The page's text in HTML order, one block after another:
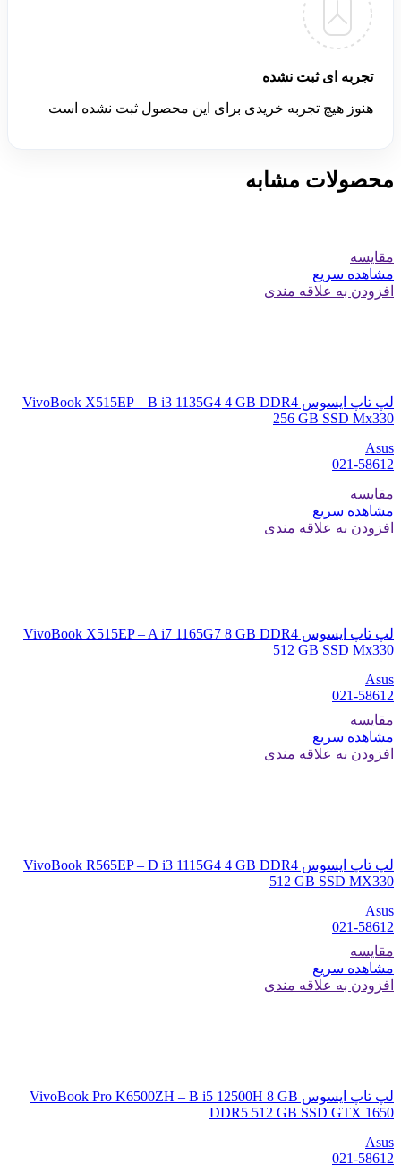
تجربه ای ثبت نشده
هنوز هیچ تجربه خریدی برای این محصول ثبت نشده است
محصولات مشابه
مقایسه
مشاهده سریع
افزودن به علاقه مندی
لپ تاپ ایسوس VivoBook X515EP – B i3 1135G4 4 GB DDR4
256 GB SSD Mx330
Asus
021-58612
مقایسه
مشاهده سریع
افزودن به علاقه مندی
لپ تاپ ایسوس VivoBook X515EP – A i7 1165G7 8 GB DDR4
512 GB SSD Mx330
Asus
021-58612
مقایسه
مشاهده سریع
افزودن به علاقه مندی
لپ تاپ ایسوس VivoBook R565EP – D i3 1115G4 4 GB DDR4
512 GB SSD MX330
Asus
021-58612
مقایسه
مشاهده سریع
افزودن به علاقه مندی
لپ تاپ ایسوس VivoBook Pro K6500ZH – B i5 12500H 8 GB
DDR5 512 GB SSD GTX 1650
Asus
021-58612